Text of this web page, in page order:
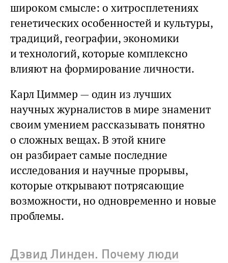
широком смысле: о хитросплетениях
генетических особенностей и культуры,
традиций, географии, экономики
и технологий, которые комплексно
влияют на формирование личности.
Карл Циммер — один из лучших
научных журналистов в мире знаменит
своим умением рассказывать понятно
о сложных вещах. В этой книге
он разбирает самые последние
исследования и научные прорывы,
которые открывают потрясающие
возможности, но одновременно и новые
проблемы.
Дэвид Линден. Почему люди